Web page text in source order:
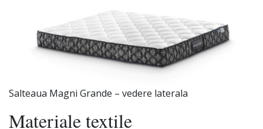
Salteaua Magni Grande – vedere laterala
Materiale textile